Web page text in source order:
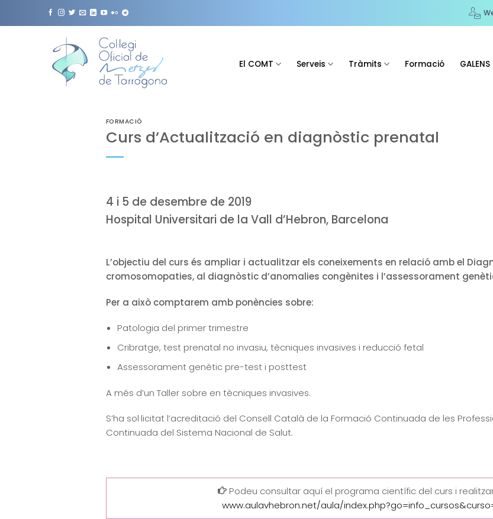
El COMT Serveis Tràmits Formació GALENS
FORMACIÓ
Curs d’Actualització en diagnòstic prenatal
4 i 5 de desembre de 2019
Hospital Universitari de la Vall d’Hebron, Barcelona
L’objectiu del curs és ampliar i actualitzar els coneixements en relació amb el
cromosomopaties, al diagnòstic d’anomalies congènites i l’assessorament
Per a això comptarem amb ponències sobre:
Patologia del primer trimestre
Cribratge, test prenatal no invasiu, tècniques invasives i reducció fetal
Assessorament genètic pre-test i posttest
A més d’un Taller sobre en tècniques invasives.
S’ha sol·licitat l’acreditació del Consell Català de la Formació Continuada de les
Continuada del Sistema Nacional de Salut.
Podeu consultar aquí el programa científic del curs i
www.aulavhebron.net/aula/